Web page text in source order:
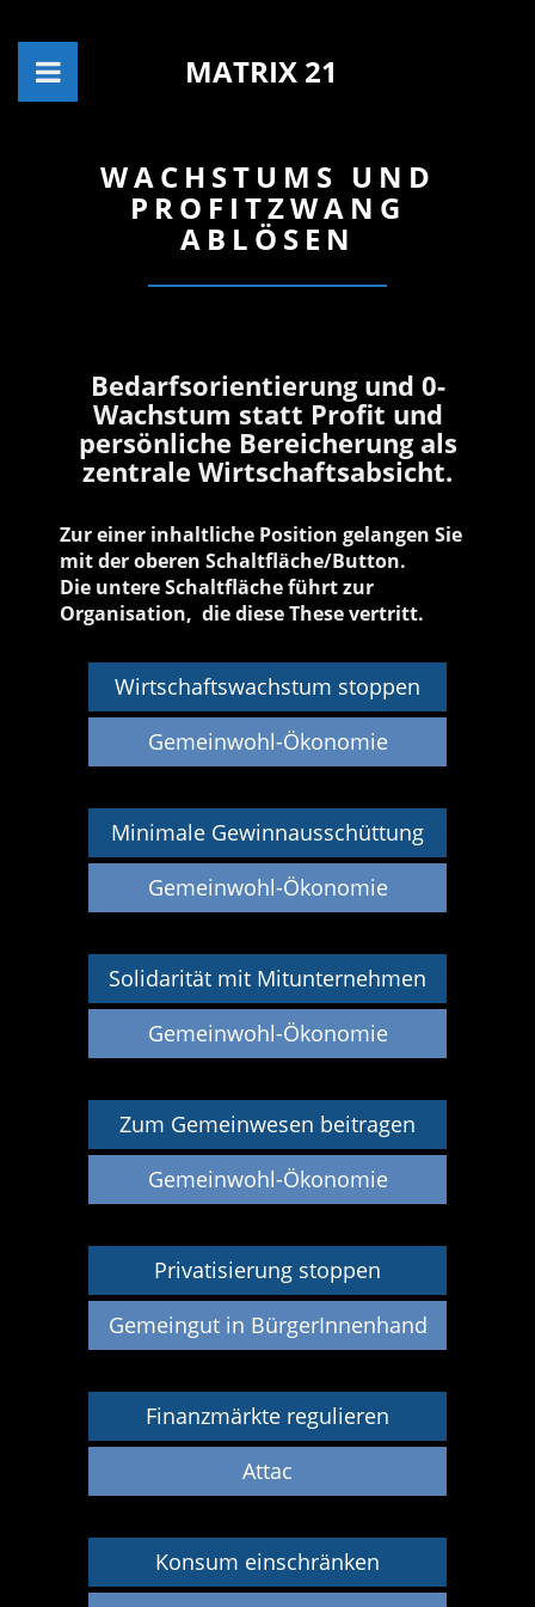
MATRIX 21
WACHSTUMS UND
PROFITZWANG
ABLÖSEN
Bedarfsorientierung und 0-
Wachstum statt Profit und
persönliche Bereicherung als
zentrale Wirtschaftsabsicht.
Zur einer inhaltliche Position gelangen Sie
mit der oberen Schaltfläche/Button.
Die untere Schaltfläche führt zur
Organisation, die diese These vertritt.
Wirtschaftswachstum stoppen
Gemeinwohl-Ökonomie
Minimale Gewinnausschüttung
Gemeinwohl-Ökonomie
Solidarität mit Mitunternehmen
Gemeinwohl-Ökonomie
Zum Gemeinwesen beitragen
Gemeinwohl-Ökonomie
Privatisierung stoppen
Gemeingut in BürgerInnenhand
Finanzmärkte regulieren
Attac
Konsum einschränken